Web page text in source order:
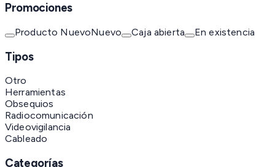
Promociones
Producto NuevoNuevo Caja abierta En existencia
Tipos
Otro
Herramientas
Obsequios
Radiocomunicación
Videovigilancia
Cableado
Categorías